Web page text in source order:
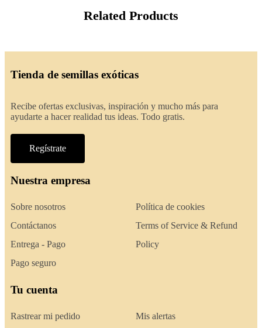
Related Products
Tienda de semillas exóticas
Recibe ofertas exclusivas, inspiración y mucho más para
ayudarte a hacer realidad tus ideas. Todo gratis.
Regístrate
Nuestra empresa
Sobre nosotros
Contáctanos
Entrega - Pago
Pago seguro
Política de cookies
Terms of Service & Refund
Policy
Tu cuenta
Rastrear mi pedido
Mis alertas